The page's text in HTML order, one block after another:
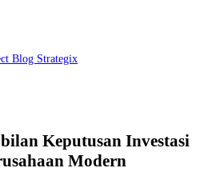
Blog Strategix
Keputusan Investasi
Modern